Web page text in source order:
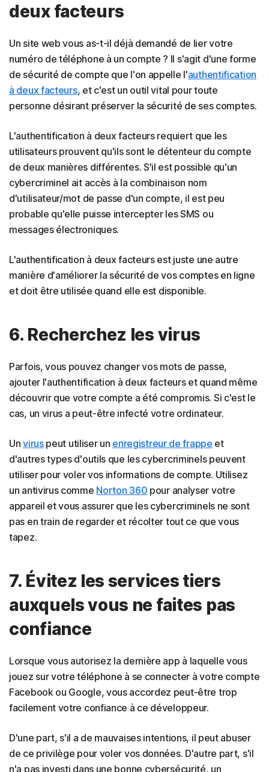
deux facteurs
Un site web vous as-t-il déjà demandé de lier votre
numéro de téléphone à un compte ? Il s'agit d'une forme
de sécurité de compte que l'on appelle l'authentification
à deux facteurs, et c'est un outil vital pour toute
personne désirant préserver la sécurité de ses comptes.
L'authentification à deux facteurs requiert que les
utilisateurs prouvent qu'ils sont le détenteur du compte
de deux manières différentes. S'il est possible qu'un
cybercriminel ait accès à la combinaison nom
d'utilisateur/mot de passe d'un compte, il est peu
probable qu'elle puisse intercepter les SMS ou
messages électroniques.
L'authentification à deux facteurs est juste une autre
manière d'améliorer la sécurité de vos comptes en ligne
et doit être utilisée quand elle est disponible.
6. Recherchez les virus
Parfois, vous pouvez changer vos mots de passe,
ajouter l'authentification à deux facteurs et quand même
découvrir que votre compte a été compromis. Si c'est le
cas, un virus a peut-être infecté votre ordinateur.
Unviruspeut utiliser un enregistreur de frappe et
d'autres types d'outils que les cybercriminels peuvent
utiliser pour voler vos informations de compte. Utilisez
un antivirus comme Norton 360 pour analyser votre
appareil et vous assurer que les cybercriminels ne sont
pas en train de regarder et récolter tout ce que vous
tapez.
7. Évitez les services tiers
auxquels vous ne faites pas
confiance
Lorsque vous autorisez la dernière app à laquelle vous
jouez sur votre téléphone à se connecter à votre compte
Facebook ou Google, vous accordez peut-être trop
facilement votre confiance à ce développeur.
D'une part, s'il a de mauvaises intentions, il peut abuser
de ce privilège pour voler vos données. D'autre part, s'il
n'a pas investi dans une bonne cybersécurité, un